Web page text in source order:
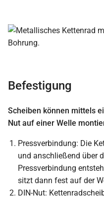
Befestigung
Scheiben können mittels
Nut auf einer Welle
Pressverbindung: Die
und anschließend über
Pressverbindung
sitzt dann fest auf der
DIN-Nut: